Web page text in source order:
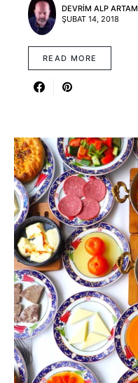
DEVRIM ALP ARTAM
ŞUBAT 14, 2018
READ MORE